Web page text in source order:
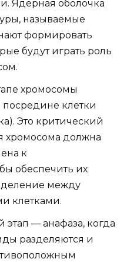
Ядерная оболочка
называемые
формировать
будут играть роль
хромосомы
клетки
Это критический
хромосома должна
к
обеспечить их
между
клетками.
— анафаза, когда
разделяются и